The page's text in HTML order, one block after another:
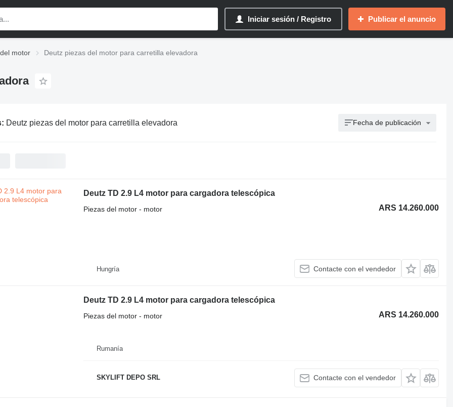
Iniciar sesión / Registro Publicar el anuncio
motor Deutz piezas del motor para carretilla elevadora
Deutz piezas del motor para carretilla elevadora Fecha de publicación
Deutz TD 2.9 L4 motor para cargadora telescópica
ARS 14.260.000
Piezas del motor - motor
Hungría Contacte con el vendedor
Deutz TD 2.9 L4 motor para cargadora telescópica
ARS 14.260.000
Piezas del motor - motor
Rumanía
SKYLIFT DEPO SRL Contacte con el vendedor